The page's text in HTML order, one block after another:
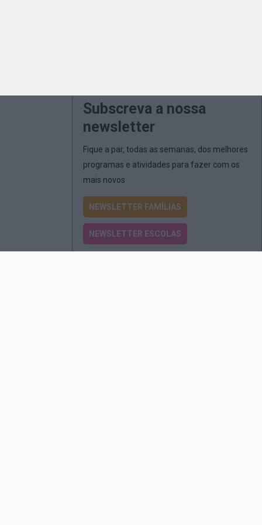
Subscreva a nossa
newsletter
Fique a par, todas as semanas, dos melhores
programas e atividades para fazer com os
mais novos
NEWSLETTER FAMÍLIAS
NEWSLETTER ESCOLAS